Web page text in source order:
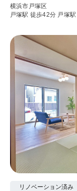
横浜市戸塚区
戸塚駅 徒歩42分 戸塚
リノベーション済み